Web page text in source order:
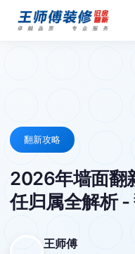
翻新攻略
2026年墙面翻
任归属全解析 -
王师傅